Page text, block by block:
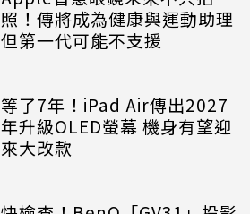
照！傳將成為健康與運動助理
但第一代可能不支援
等了7年！iPad Air傳出2027
年升級OLED螢幕 機身有望迎
來大改款